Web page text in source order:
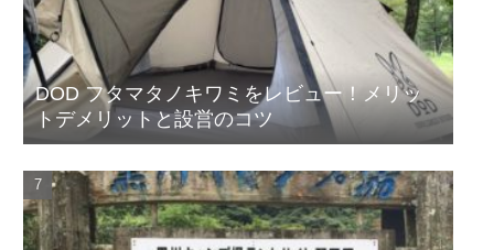
DOD フタマタノキワミをレビュー！メリッ
トデメリットと設営のコツ